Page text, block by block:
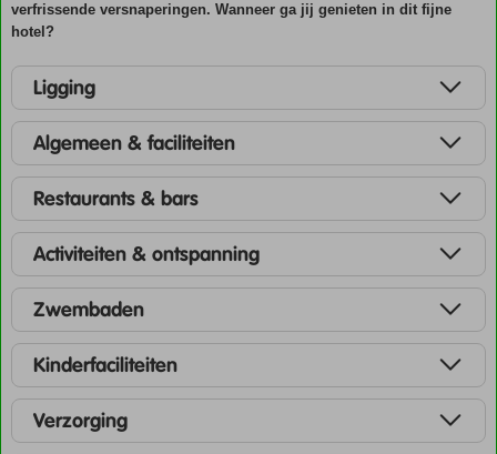
verfrissende versnaperingen. Wanneer ga jij genieten in dit fijne
hotel?
Ligging
Algemeen & faciliteiten
Restaurants & bars
Activiteiten & ontspanning
Zwembaden
Kinderfaciliteiten
Verzorging